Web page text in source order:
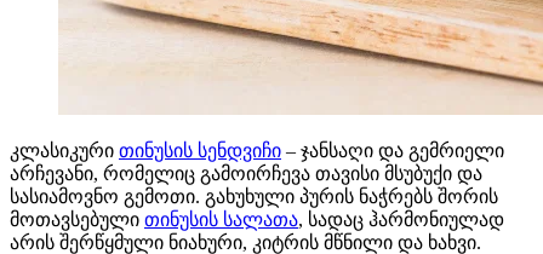
კლასიკური თინუსის სენდვიჩი – ჯანსაღი და გემრიელი
არჩევანი, რომელიც გამოირჩევა თავისი მსუბუქი და
სასიამოვნო გემოთი. გახუხული პურის ნაჭრებს შორის
მოთავსებული თინუსის სალათა, სადაც ჰარმონიულად
არის შერწყმული ნიახური, კიტრის მწნილი და ხახვი.